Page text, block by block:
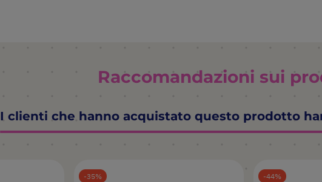
Raccomandazioni sui
I clienti che hanno acquistato questo prodotto
35 44